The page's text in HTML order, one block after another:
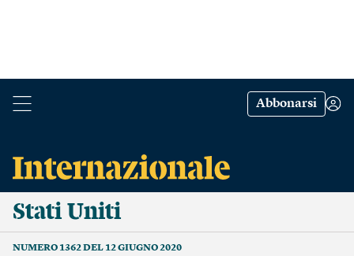
Abbonarsi
Stati Uniti
NUMERO 1362 DEL 12 GIUGNO 2020